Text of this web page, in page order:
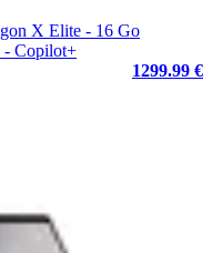
X Elite - 16 Go
- Copilot+
1299.99 €